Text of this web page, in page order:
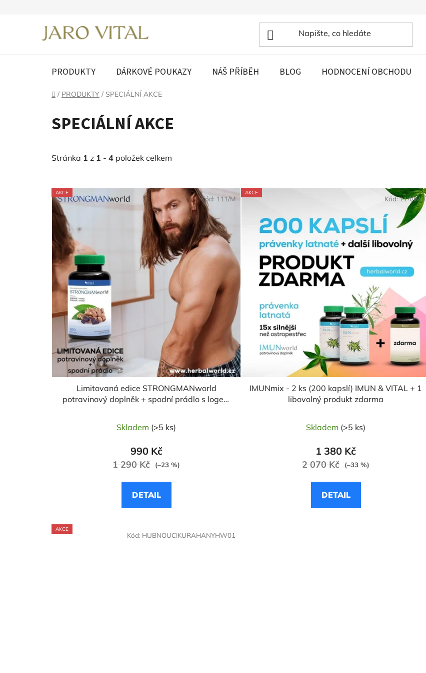
PRODUKTY DÁRKOVÉ POUKAZY NÁŠ PŘÍBĚH BLOG HODNOCENÍ OBCHODU
Domů
/ PRODUKTY / SPECIÁLNÍ AKCE
SPECIÁLNÍ AKCE
Stránka 1 z 1 - 4 položek celkem
V
ý
p
s
p
r
o
d
k
ů
AKCE
Limitovaná edice STRONGMANworld
potravinový doplněk + spodní prádlo s logem
Skladem (>5 ks)
990 Kč
1 290 Kč (–23 %)
DETAIL
Kód: 111/M
AKCE
IMUNmix - 2 ks (200 kapslí) IMUN & VITAL + 1
libovolný produkt zdarma
Skladem (>5 ks)
1 380 Kč
2 070 Kč (–33 %)
DETAIL
Kód:114/IMU
AKCE
Kód: HUBNOUCIKURAHANYHW01